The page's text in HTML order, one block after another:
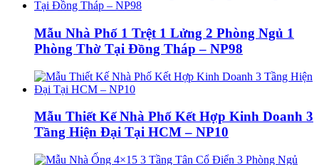
Mẫu Nhà Phố 1 Trệt 1 Lửng 2 Phòng Ngủ 1
Phòng Thờ Tại Đồng Tháp – NP98
Mẫu Thiết Kế Nhà Phố Kết Hợp Kinh Doanh 3
Tầng Hiện Đại Tại HCM – NP10